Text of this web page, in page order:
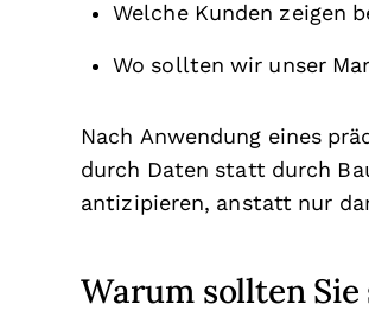
Welche Kunden zeigen
Wo sollten wir unser
Nach Anwendung eines
durch Daten statt durch
antizipieren, anstatt nur
Warum sollten